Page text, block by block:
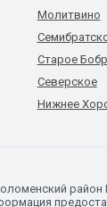
Молитвино
Старое
Северское
Нижнее